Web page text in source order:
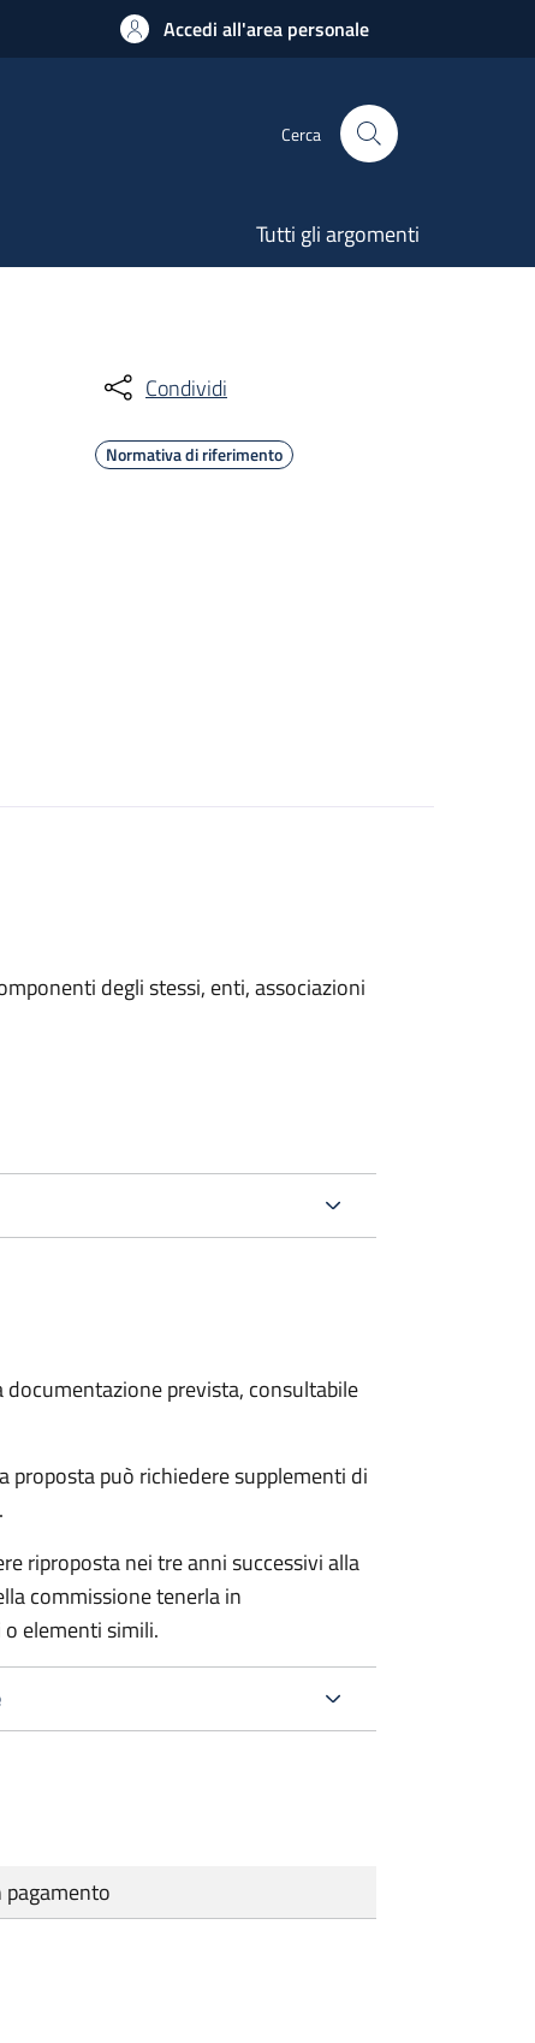
Accedi all'area personale
Cerca
Tutti gli argomenti
Condividi
Normativa di riferimento
degli stessi, enti, associazioni
prevista, consultabile
proposta può richiedere supplementi di
riproposta nei tre anni successivi alla
commissione tenerla in
elementi simili.
pagamento